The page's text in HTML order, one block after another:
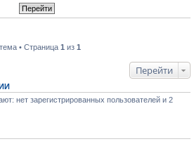
• Страница 1 из 1
Перейти
нет зарегистрированных пользователей и 2